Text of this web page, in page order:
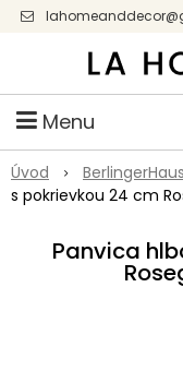
Menu
Úvod BerlingerHaus
s pokrievkou 24 cm
Panvica